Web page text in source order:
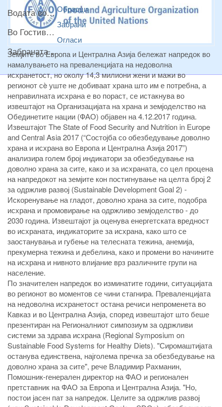
Земјите во Европа и Централна Азија бележат напредок во
намалувањето на преваленцијата на недоволна
исхранетост, но околу 14,3 милиони жени и мажи во
регионот сè уште не добиваат храна што им е потребна, а
неправилната исхрана е во пораст, се истакнува во
извештајот на Организацијата на храна и земјоделство на
Обединетите нации (ФАО) објавен на 4.12.2017 година.
Извештајот The State of Food Security and Nutrition in Europe
and Central Asia 2017 (“Состојба со обезбедување доволно
храна и исхрана во Европа и Централна Азија 2017”)
анализира голем број индикатори за обезбедување на
доволно храна за сите, како и за исхраната, со цел процена
на напредокот на земјите кон постигнување на целта број 2
за одржлив развој (Sustainable Development Goal 2) -
Искоренување на гладот, доволно храна за сите, подобра
исхрана и промовирање на одржливо земјоделство - до
2030 година. Извештајот ја оценува енергетската вредност
во исхраната, индикаторите за исхрана, како што се
заостанувања и губење на телесната тежина, анемија,
прекумерна тежина и дебелина, како и промени во начините
на исхрана и нивното влијание врз различните групи на
население.
По значителен напредок во изминатите години, ситуацијата
во регионот во моментов се чини стагнира. Преваленцијата
на недоволна исхранетост остана речиси непроменета во
Кавказ и во Централна Азија, според извештајот што беше
презентиран на Регионалниот симпозиум за одржливи
системи за здрава исхрана (Regional Symposium on
Sustainable Food Systems for Healthy Diets). "Сиромаштијата
останува единствена, најголема пречка за обезбедување на
доволно храна за сите", рече Владимир Рахманин,
Помошник-генерален директор на ФАО и регионален
претставник на ФАО за Европа и Централна Азија. "Но,
постои јасен пат за напредок. Целите за одржлив развој
Водата во Гостивар може да се користи како техничка, продолжува испораката на флаширана вода
Во Гостивар спроведени 70 вонредни контроли
Забраната за водата во Гостивар останува на сила, операторите да користат само технички безбедна вода
Обрасци
Забрани
Огласи